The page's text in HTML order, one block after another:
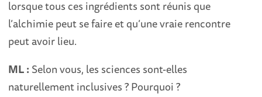
lorsque tous ces ingrédients sont réunis que
l’alchimie peut se faire et qu’une vraie rencontre
peut avoir lieu.
ML : Selon vous, les sciences sont-elles
naturellement inclusives ? Pourquoi ?